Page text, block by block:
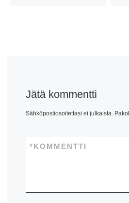
Jätä kommentti
Sähköpostiosoitettasi ei julkaista.
KOMMENTTI
*